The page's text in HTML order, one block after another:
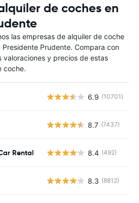
de coches en
las empresas de alquiler de coche
Prudente. Compara con
valoraciones y precios de estas
coche.
6.9 (10701)
8.7 (7437)
Rental 8.4 (492)
8.3 (8812)